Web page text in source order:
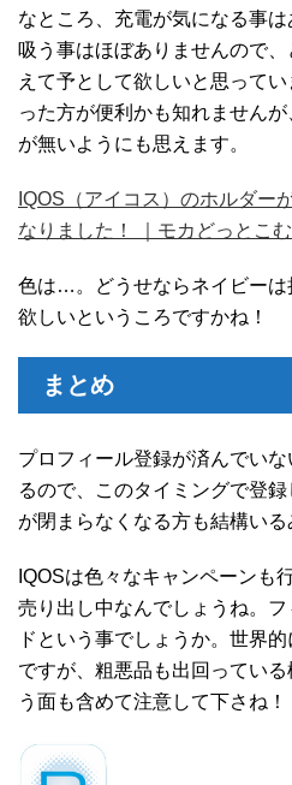
なところ、充電が気になる事
吸う事はほぼありませんので
えて予として欲しいと思って
った方が便利かも知れません
が無いようにも思えます。
IQOS（アイコス）のホルダー
なりました！ ｜モカどっとこむ
色は…。どうせならネイビーは
欲しいというころですかね！
まとめ
プロフィール登録が済んでい
るので、このタイミングで登
が閉まらなくなる方も結構いる
IQOSは色々なキャンペーンも
売り出し中なんでしょうね。
ドという事でしょうか。世界
ですが、粗悪品も出回ってい
う面も含めて注意して下さね！